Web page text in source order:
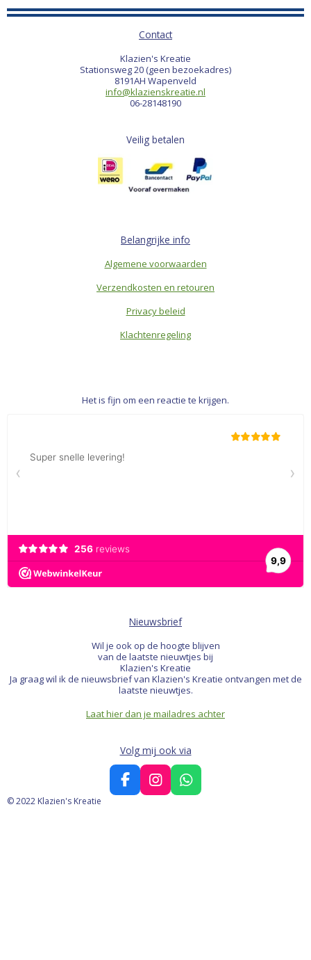
Contact
Klazien's Kreatie
Stationsweg 20 (geen bezoekadres)
8191AH Wapenveld
info@klazienskreatie.nl
06-28148190
Veilig betalen
Belangrijke info
Algemene voorwaarden
Verzendkosten en retouren
Privacy beleid
Klachtenregeling
Het is fijn om een reactie te krijgen.
Nieuwsbrief
Wil je ook op de hoogte blijven
van de laatste nieuwtjes bij
Klazien's Kreatie
Ja graag wil ik de nieuwsbrief van Klazien's Kreatie ontvangen met de
laatste nieuwtjes.
Laat hier dan je mailadres achter
Volg mij ook via
F
a
I
n
W
h
© 2022 Klazien's Kreatie